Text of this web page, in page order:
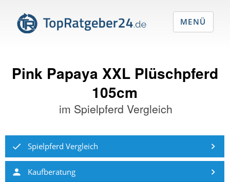
Pink Papaya XXL Plüschpferd
105cm
im Spielpferd Vergleich
Spielpferd Vergleich
Kaufberatung
MENÜ